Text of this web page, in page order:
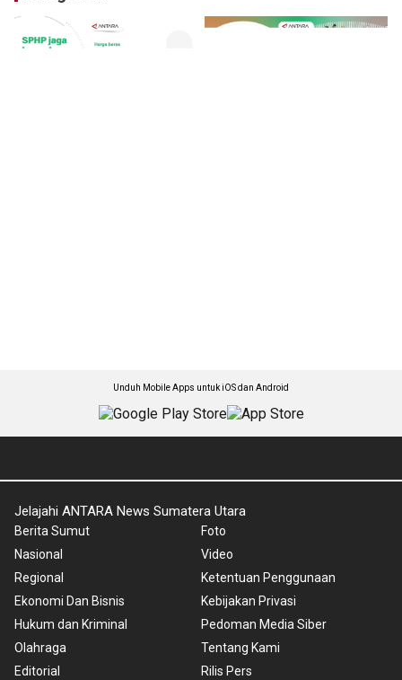
Unduh Mobile Apps untuk iOS dan Android
Jelajahi ANTARA News Sumatera Utara
Berita Sumut
Nasional
Regional
Ekonomi Dan Bisnis
Hukum dan Kriminal
Olahraga
Editorial
Foto
Video
Ketentuan Penggunaan
Kebijakan Privasi
Pedoman Media Siber
Tentang Kami
Rilis Pers